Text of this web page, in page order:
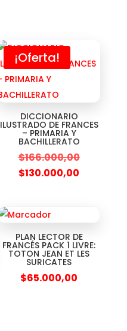
¡Oferta!
DICCIONARIO
ILUSTRADO DE FRANCES
– PRIMARIA Y
BACHILLERATO
$166.000,00
$130.000,00
PLAN LECTOR DE
FRANCÉS PACK 1 LIVRE:
TOTON JEAN ET LES
SURICATES
$65.000,00